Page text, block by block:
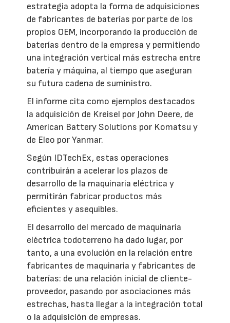
estrategia adopta la forma de adquisiciones
de fabricantes de baterías por parte de los
propios OEM, incorporando la producción de
baterías dentro de la empresa y permitiendo
una integración vertical más estrecha entre
batería y máquina, al tiempo que aseguran
su futura cadena de suministro.
El informe cita como ejemplos destacados
la adquisición de Kreisel por John Deere, de
American Battery Solutions por Komatsu y
de Eleo por Yanmar.
Según IDTechEx, estas operaciones
contribuirán a acelerar los plazos de
desarrollo de la maquinaria eléctrica y
permitirán fabricar productos más
eficientes y asequibles.
El desarrollo del mercado de maquinaria
eléctrica todoterreno ha dado lugar, por
tanto, a una evolución en la relación entre
fabricantes de maquinaria y fabricantes de
baterías: de una relación inicial de cliente-
proveedor, pasando por asociaciones más
estrechas, hasta llegar a la integración total
o la adquisición de empresas.